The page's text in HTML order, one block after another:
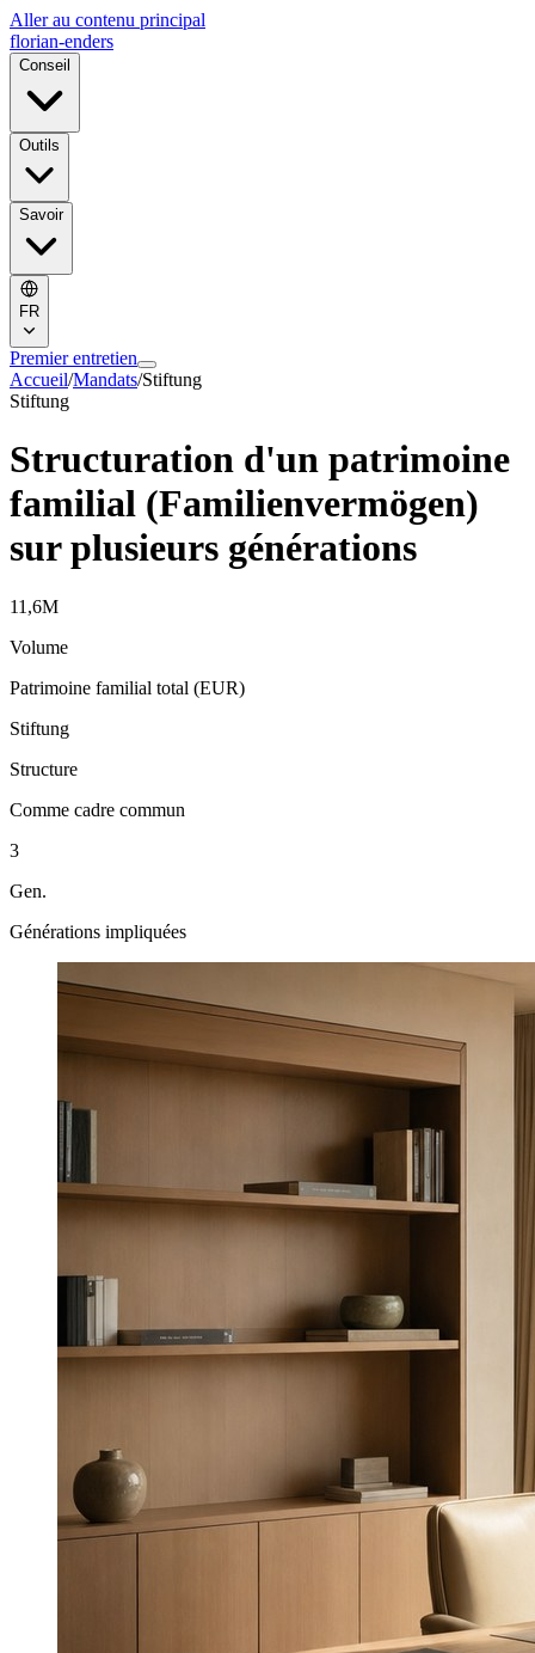
Aller au contenu principal
florian-enders
Conseil
Outils
Savoir
FR
Premier entretien
Accueil/Mandats/Stiftung
Stiftung
Structuration d'un patrimoine
familial (Familienvermögen)
sur plusieurs générations
11,6M
Volume
Patrimoine familial total (EUR)
Stiftung
Structure
Comme cadre commun
3
Gen.
Générations impliquées